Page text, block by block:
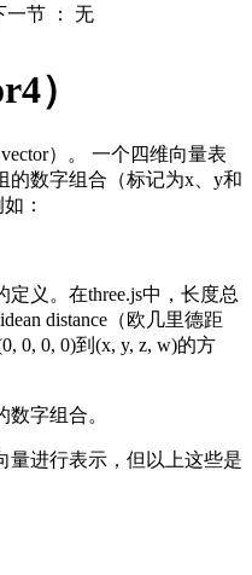
一节 ： 无
）
）。 一个四维向量表
的数字组合（标记为x、y和
：
义。在three.js中，长度总
distance（欧几里德距
0, 0, 0)到(x, y, z, w)的方
字组合。
量进行表示，但以上这些是